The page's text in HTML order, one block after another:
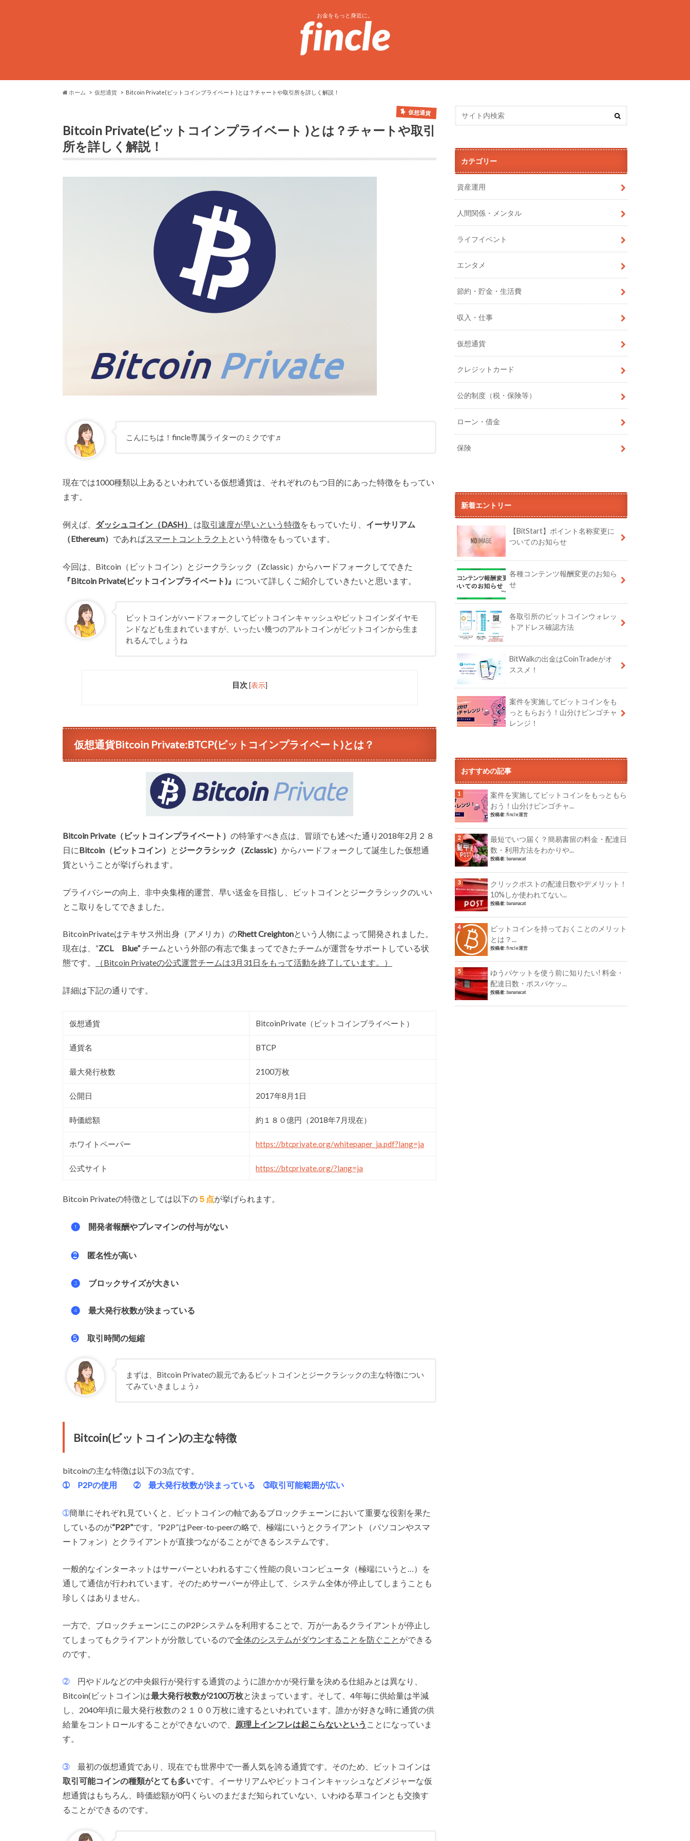
お金をもっと身近に。
ホーム 仮想通貨 Bitcoin Private(ビットコインプライベート )とは？チャートや取引所を詳しく解説！
仮想通貨
Bitcoin Private(ビットコインプライベート )とは？チャートや取引
所を詳しく解説！
こんにちは！fincle専属ライターのミクです♬
現在では1000種類以上あるといわれている仮想通貨は、それぞれのもつ目的にあった特徴をもってい
ます。
例えば、 ダッシュコイン（DASH） は取引速度が早いという特徴をもっていたり、 イーサリアム
（Ethereum） であればスマートコントラクト という特徴をもっています。
今回は、Bitcoin（ビットコイン）とジークラシック（Zclassic）からハードフォークしてできた
『Bitcoin Private(ビットコインプライベート)』 について詳しくご紹介していきたいと思います。
ビットコインがハードフォークしてビットコインキャッシュやビットコインダイヤモ
ンドなども生まれていますが、いったい幾つのアルトコインがビットコインから生ま
れるんでしょうね
目次 [表示]
仮想通貨Bitcoin Private:BTCP(ビットコインプライベート)とは？
Bitcoin Private（ビットコインプライベート） の特筆すべき点は、冒頭でも述べた通り2018年2月２８
日にBitcoin（ビットコイン） と ジークラシック（Zclassic） からハードフォークして誕生した仮想通
貨ということが挙げられます。
プライバシーの向上、非中央集権的運営、早い送金を目指し、ビットコインとジークラシックのいい
とこ取りをしてできました。
BitcoinPrivateはテキサス州出身（アメリカ）のRhett Creightonという人物によって開発されました。
現在は、“ZCL Blue”チームという外部の有志で集まってできたチームが運営をサポートしている状
態です。
（Bitcoin Privateの公式運営チームは3月31日をもって活動を終了しています。）
詳細は下記の通りです。
仮想通貨 BitcoinPrivate（ビットコインプライベート）
通貨名 BTCP
最大発行枚数 2100万枚
公開日 2017年8月1日
時価総額 約１８０億円（2018年7月現在）
ホワイトペーパー https://btcprivate.org/whitepaper_ja.pdf?lang=ja
公式サイト https://btcprivate.org/?lang=ja
Bitcoin Privateの特徴としては以下の ５点が挙げられます。
❶ 開発者報酬やプレマインの付与がない
❷ 匿名性が高い
❸ ブロックサイズが大きい
❹ 最大発行枚数が決まっている
❺ 取引時間の短縮
まずは、Bitcoin Privateの親元であるビットコインとジークラシックの主な特徴につい
てみていきましょう♪
Bitcoin(ビットコイン)の主な特徴
bitcoinの主な特徴は以下の3点です。
➀ P2Pの使用 ➁ 最大発行枚数が決まっている ➂取引可能範囲が広い
➀簡単にそれぞれ見ていくと、ビットコインの軸であるブロックチェーンにおいて重要な役割を果た
しているのが“P2P”です。“P2P”はPeer-to-peerの略で、極端にいうとクライアント（パソコンやスマ
ートフォン）とクライアントが直接つながることができるシステムです。
一般的なインターネットはサーバーといわれるすごく性能の良いコンピュータ（極端にいうと…）を
通して通信が行われています。そのためサーバーが停止して、システム全体が停止してしまうことも
珍しくはありません。
一方で、ブロックチェーンにこのP2Pシステムを利用することで、万が一あるクライアントが停止し
てしまってもクライアントが分散しているので全体のシステムがダウンすることを防ぐこと ができる
のです。
➁円やドルなどの中央銀行が発行する通貨のように誰かかが発行量を決める仕組みとは異なり、
Bitcoin(ビットコイン)は最大発行枚数が2100万枚と決まっています。そして、4年毎に供給量は半減
し、2040年頃に最大発行枚数の２１００万枚に達するといわれています。誰かが好きな時に通貨の供
給量をコントロールすることができないので、
原理上インフレは起こらないという ことになっていま
す。
➂ 最初の仮想通貨であり、現在でも世界中で一番人気を誇る通貨です。そのため、ビットコインは
取引可能コインの種類がとても多いです。イーサリアムやビットコインキャッシュなどメジャーな仮
想通貨はもちろん、時価総額が0円くらいのまだまだ知られていない、いわゆる草コインとも交換す
ることができるのです。
カテゴリー
資産運用
人間関係・メンタル
ライフイベント
エンタメ
節約・貯金・生活費
収入・仕事
仮想通貨
クレジットカード
公的制度（税・保険等）
ローン・借金
保険
新着エントリー
【BitStart】ポイント名称変更に
ついてのお知らせ
各種コンテンツ報酬変更のお知ら
せ
各取引所のビットコインウォレッ
トアドレス確認方法
BitWalkの出金はCoinTradeがオ
ススメ！
案件を実施してビットコインをも
っともらおう！山分けビンゴチャ
レンジ！
おすすめの記事
案件を実施してビットコインをもっともら
おう！山分けビンゴチャ...
投稿者:fincle運営
最短でいつ届く？簡易書留の料金・配達日
数・利用方法をわかりや...
投稿者: bananacat
クリックポストの配達日数やデメリット！
10%しか使われてない...
投稿者: bananacat
ビットコインを持っておくことのメリット
とは？...
投稿者:fincle運営
ゆうパケットを使う前に知りたい! 料金・
配達日数・ポスパケッ...
投稿者: bananacat